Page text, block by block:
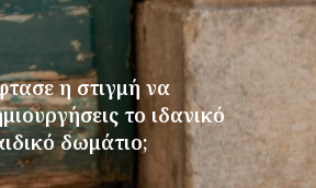
η στιγμή να
το ιδανικό
δωμάτιο;